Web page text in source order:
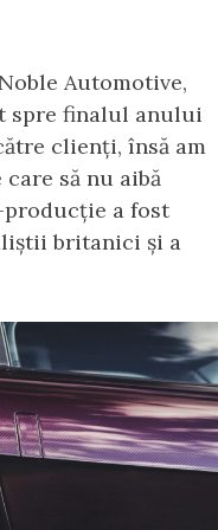
Automotive,
spre finalul anului
clienți, însă am
să nu aibă
a fost
britanici și a